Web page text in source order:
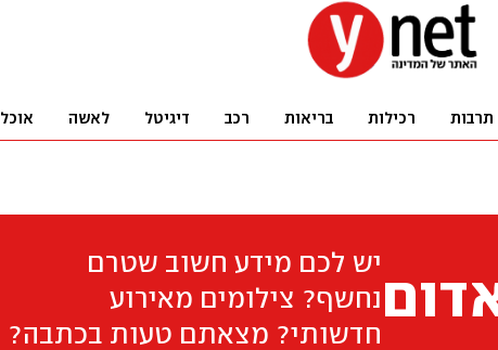
תרבות רכילות בריאות רכב דיגיטל לאשה אוכל
יש לכם מידע חשוב שטרם
נחשף? צילומים מאירוע
חדשותי? מצאתם טעות בכתבה?